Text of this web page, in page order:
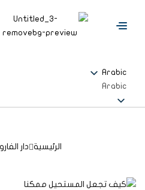
Arabic
Arabic
الرئيسية دار